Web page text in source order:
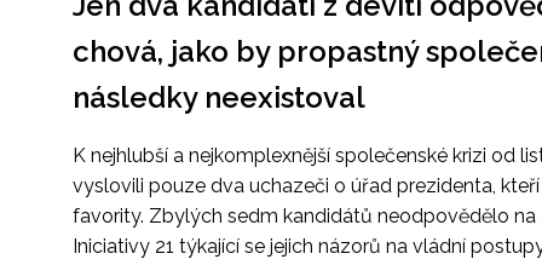
chová, jako by propastný
následky neexistoval
K nejhlubší a nejkomplexnější společenské krizi od
vyslovili pouze dva uchazeči o úřad prezidenta,
favority. Zbylých sedm kandidátů neodpovědělo na
Iniciativy 21 týkající se jejich názorů na vládní